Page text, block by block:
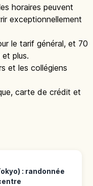
horaires peuvent
exceptionnellement
le tarif général, et 70
plus.
et les collégiens
carte de crédit et
: randonnée